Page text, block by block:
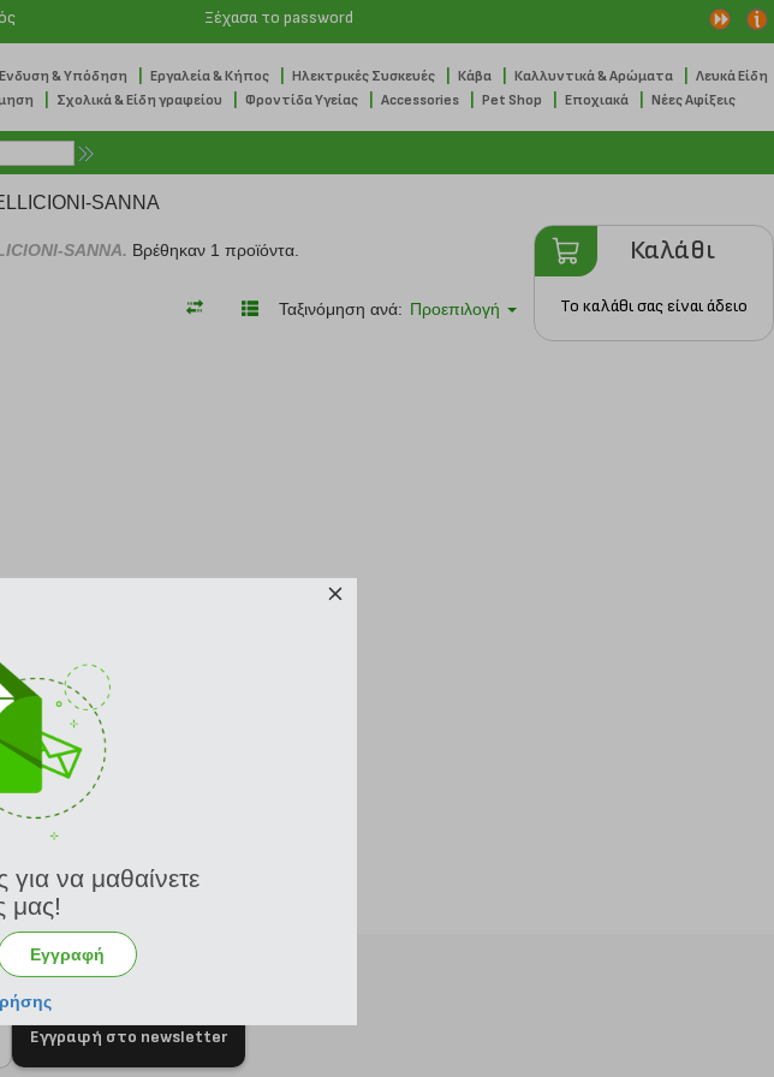
Ξέχασα το password
& Υπόδηση Εργαλεία & Κήπος Ηλεκτρικές Συσκευές Κάβα Καλλυντικά & Αρώματα Λευκά Είδη
Σχολικά & Είδη γραφείου Φροντίδα Υγείας Accessories Pet Shop Εποχιακά Νέες Αφίξεις
SANNA. Βρέθηκαν 1 προϊόντα.
Ταξινόμηση ανά: Προεπιλογή
Καλάθι
Το καλάθι σας είναι άδειο
Εγγραφή στο newsletter
να μαθαίνετε
μας!
Εγγραφή